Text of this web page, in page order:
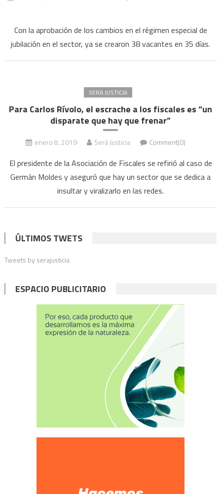
de
privilegio:
cinco
tres
fiscales
se
sumaron
a
ola
de
renuncias
Con la aprobación de los cambios en el régimen especial de
jubilación en el sector, ya se crearon 38 vacantes en 35 días.
SERA JUSTICIA
Para Carlos Rívolo, el escrache a los fiscales es “un
disparate que hay que frenar”
enero 8, 2019 Será Justicia Comment(0)
El presidente de la Asociación de Fiscales se refirió al caso de
Germán Moldes y aseguró que hay un sector que se dedica a
insultar y viralizarlo en las redes.
ÚLTIMOS TWETS
Tweets by serajusticia
ESPACIO PUBLICITARIO